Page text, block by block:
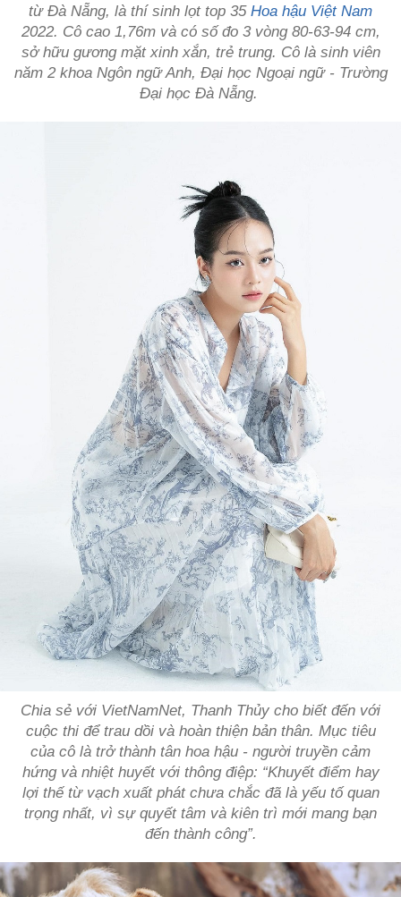
từ Đà Nẵng, là thí sinh lọt top 35 Hoa hậu Việt Nam
2022. Cô cao 1,76m và có số đo 3 vòng 80-63-94 cm,
sở hữu gương mặt xinh xắn, trẻ trung. Cô là sinh viên
năm 2 khoa Ngôn ngữ Anh, Đại học Ngoại ngữ - Trường
Đại học Đà Nẵng.
Chia sẻ với VietNamNet, Thanh Thủy cho biết đến với
cuộc thi để trau dồi và hoàn thiện bản thân. Mục tiêu
của cô là trở thành tân hoa hậu - người truyền cảm
hứng và nhiệt huyết với thông điệp: “Khuyết điểm hay
lợi thế từ vạch xuất phát chưa chắc đã là yếu tố quan
trọng nhất, vì sự quyết tâm và kiên trì mới mang bạn
đến thành công”.